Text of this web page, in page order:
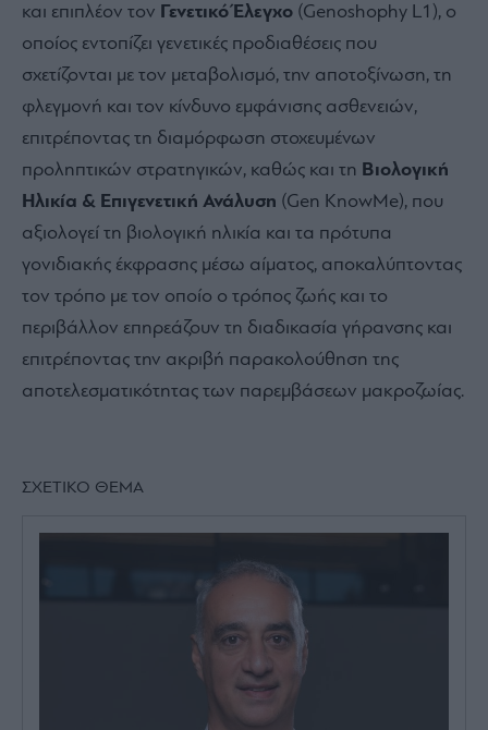
και επιπλέον τον Γενετικό Έλεγχο (Genoshophy L1), ο
οποίος εντοπίζει γενετικές προδιαθέσεις που
σχετίζονται με τον μεταβολισμό, την αποτοξίνωση, τη
φλεγμονή και τον κίνδυνο εμφάνισης ασθενειών,
επιτρέποντας τη διαμόρφωση στοχευμένων
προληπτικών στρατηγικών, καθώς και τη Βιολογική
Ηλικία & Επιγενετική Ανάλυση (Gen KnowMe), που
αξιολογεί τη βιολογική ηλικία και τα πρότυπα
γονιδιακής έκφρασης μέσω αίματος, αποκαλύπτοντας
τον τρόπο με τον οποίο ο τρόπος ζωής και το
περιβάλλον επηρεάζουν τη διαδικασία γήρανσης και
επιτρέποντας την ακριβή παρακολούθηση της
αποτελεσματικότητας των παρεμβάσεων μακροζωίας.
ΣΧΕΤΙΚΟ ΘΕΜΑ